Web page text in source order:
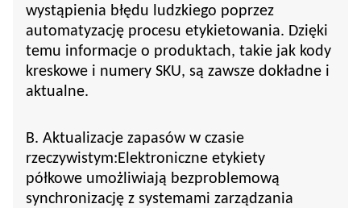
wystąpienia błędu ludzkiego poprzez
automatyzację procesu etykietowania. Dzięki
temu informacje o produktach, takie jak kody
kreskowe i numery SKU, są zawsze dokładne i
aktualne.
B. Aktualizacje zapasów w czasie
rzeczywistym: Elektroniczne etykiety
półkowe umożliwiają bezproblemową
synchronizację z systemami zarządzania